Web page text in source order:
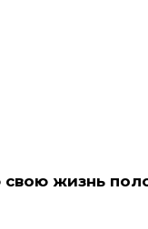
свою жизнь